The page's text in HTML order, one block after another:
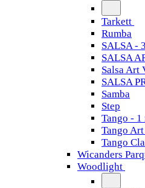
Tarkett
Rumba
SALSA -
SALSA
Salsa Art
SALSA
Samba
Step
Tango - 1
Tango
Tango
Wicanders
Woodlight